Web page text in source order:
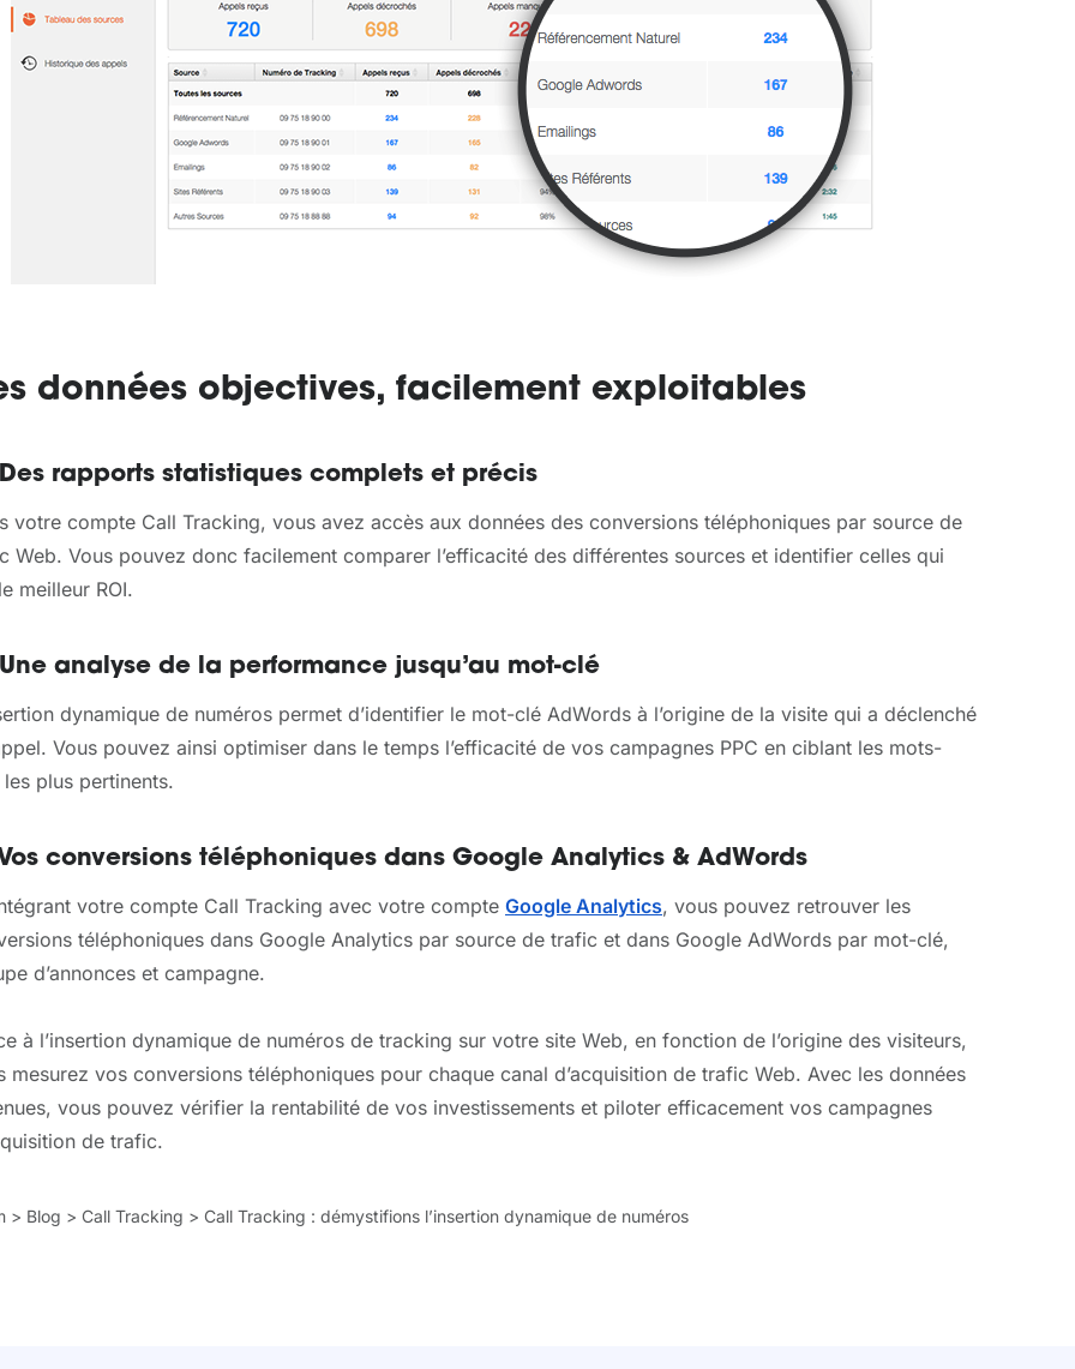
données objectives, facilement exploitables
rapports statistiques complets et précis
votre compte Call Tracking, vous avez accès aux données des conversions téléphoniques par source de
Web. Vous pouvez donc facilement comparer l’efficacité des différentes sources et identifier celles qui
meilleur ROI.
analyse de la performance jusqu’au mot-clé
dynamique de numéros permet d’identifier le mot-clé AdWords à l’origine de la visite qui a déclenché
Vous pouvez ainsi optimiser dans le temps l’efficacité de vos campagnes PPC en ciblant les mots-
plus pertinents.
conversions téléphoniques dans Google Analytics & AdWords
votre compte Call Tracking avec votre compte Google Analytics, vous pouvez retrouver les
téléphoniques dans Google Analytics par source de trafic et dans Google AdWords par mot-clé,
d’annonces et campagne.
à l’insertion dynamique de numéros de tracking sur votre site Web, en fonction de l’origine des visiteurs,
mesurez vos conversions téléphoniques pour chaque canal d’acquisition de trafic Web. Avec les données
vous pouvez vérifier la rentabilité de vos investissements et piloter efficacement vos campagnes
de trafic.
> Blog > Call Tracking > Call Tracking : démystifions l’insertion dynamique de numéros